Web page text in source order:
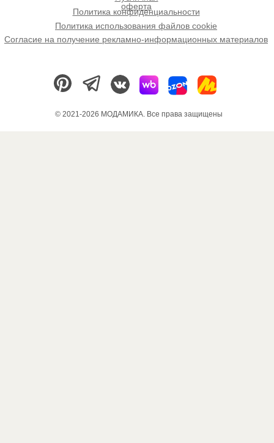
оферта
Политика конфиденциальности
Согласие на получение рекламно-информационных материалов
Политика использования файлов cookie
© 2021-2026 МОДАМИКА. Все права защищены